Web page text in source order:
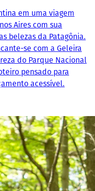
em uma viagem
Aires com sua
belezas da Patagônia.
se com a Geleira
do Parque Nacional
pensado para
acessível.